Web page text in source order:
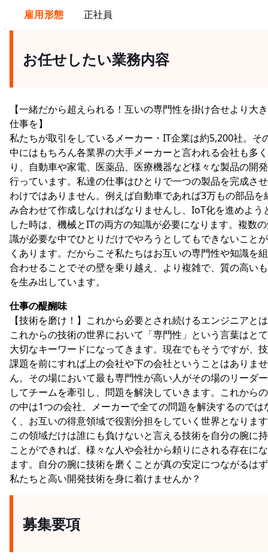
雇用形態 正社員
お任せしたい業務内容
【一緒だから超えられる！互いの専門性を掛け合せより大
仕事を】
私たちが取引をしているメーカー・IT企業は約5,200社。そ
中にはもちろん各業界の大手メーカーと言われる会社も多
り、自動車や家電、医薬品、医療機器など様々な製品の開
行っています。私達の仕事はひとりで一つの製品を完成さ
わけではありません。例えば自動車であれば3万もの部品を
み合わせて作成しなければなりませんし、IoT化を進めよう
した時は、機械とITの両方の知識が必要になります。複数
識が必要な中でひとりだけでやろうとしてもできないこと
くあります。だからこそ私たちはお互いの専門性や知識を
合わせることでその壁を乗り越え、より複雑で、質の高い
を生み出しています。
仕事の醍醐味
【技術を磨け！】これから必要とされ続けるエンジニアと
これからの技術の世界において「専門性」という言葉はと
大切なキーワードになってきます。現在でもそうですが、
課題を前にすれば上の会社や下の会社ということはありませ
ん。その場において最も専門性が高い人がその場のリーダ
してチームを牽引し、問題を解決していきます。これから
の中は1つの会社、メーカーで全ての問題を解決するのでは
く、お互いの得意領域で役割分担をしていく世界となりま
この領域だけは誰にも負けないと言える技術を自分の腕に
ことができれば、様々な人や会社から頼りにされる存在に
ます。自分の腕に技術を磨くことが真の安定につながるは
私たちと高い開発技術を身に着けませんか？
募集要項